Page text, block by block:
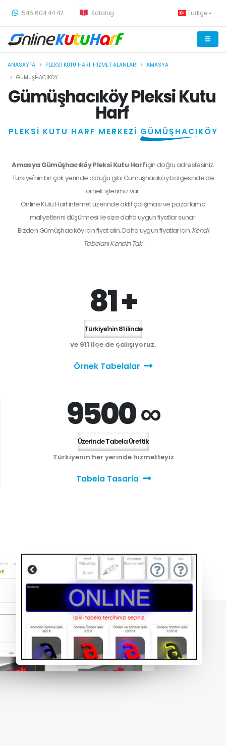
546 604 44 42 Katalog Türkçe
ANASAYFA PLEKSI KUTU HARF HIZMET ALANLARI
AMASYA
GÜMÜŞHACIKÖY
Gümüşhacıköy Pleksi Kutu
Harf
PLEKSİ KUTU HARF MERKEZİ GÜMÜŞHACIKÖY
Amasya Gümüşhacıköy Pleksi Kutu Harfiçin doğru adrestesiniz.
Türkiye'nin bir çok yerinde olduğu gibi Gümüşhacıköy bölgesinde de
örnek işlerimiz var.
Online Kutu Harf internet üzerinde aktif çalışması ve pazarlama
maliyetlerini düşürmesi ile size daha uygun fiyatlar sunar.
Bizden Gümüşhacıköyiçin fiyat alın. Daha uygun fiyatlar için 'Kendi
Tabelanı Kendin Tak'
81 +
Türkiye'nin 81 ilinde
ve 911 ilçe de çalışıyoruz.
Örnek Tabelalar
9500 ∞
Üzerinde Tabela Ürettik
Türkiyenin her yerinde hizmetteyiz
Tabela Tasarla